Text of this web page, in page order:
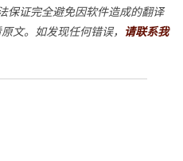
保证完全避免因软件造成的翻译
文。如发现任何错误， 请联系我